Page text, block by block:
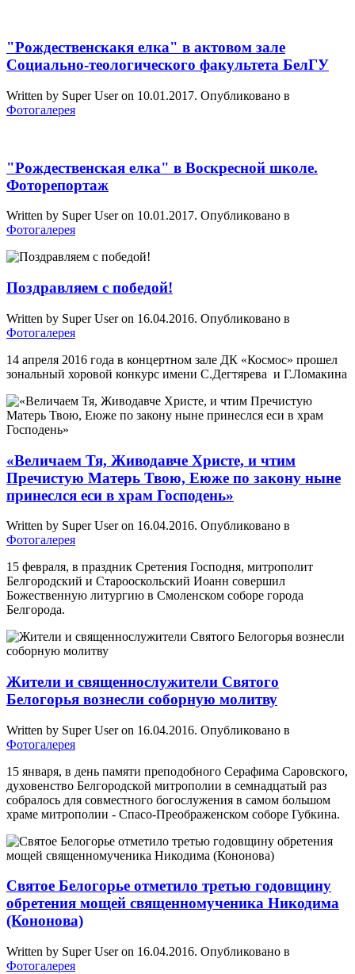
"Рождественскакя елка" в актовом зале
Социально-теологического факультета БелГУ
Written by Super User on 10.01.2017. Опубликовано в
Фотогалерея
"Рождественская елка" в Воскресной школе.
Фоторепортаж
Written by Super User on 10.01.2017. Опубликовано в
Фотогалерея
Поздравляем с победой!
Written by Super User on 16.04.2016. Опубликовано в
Фотогалерея
14 апреля 2016 года в концертном зале ДК «Космос» прошел
зональный хоровой конкурс имени С.Дегтярева и Г.Ломакина
«Величаем Тя, Живодавче Христе, и чтим
Пречистую Матерь Твою, Еюже по закону ныне
принеслся еси в храм Господень»
Written by Super User on 16.04.2016. Опубликовано в
Фотогалерея
15 февраля, в праздник Сретения Господня, митрополит
Белгородский и Старооскольский Иоанн совершил
Божественную литургию в Смоленском соборе города
Белгорода.
Жители и священнослужители Святого
Белогорья вознесли соборную молитву
Written by Super User on 16.04.2016. Опубликовано в
Фотогалерея
15 января, в день памяти преподобного Серафима Саровского,
духовенство Белгородской митрополии в семнадцатый раз
собралось для совместного богослужения в самом большом
храме митрополии - Спасо-Преображенском соборе Губкина.
Святое Белогорье отметило третью годовщину
обретения мощей священномученика Никодима
(Кононова)
Written by Super User on 16.04.2016. Опубликовано в
Фотогалерея